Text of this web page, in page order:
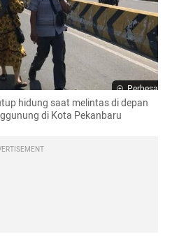
Perbesar
hidung saat melintas di depan
di Kota Pekanbaru